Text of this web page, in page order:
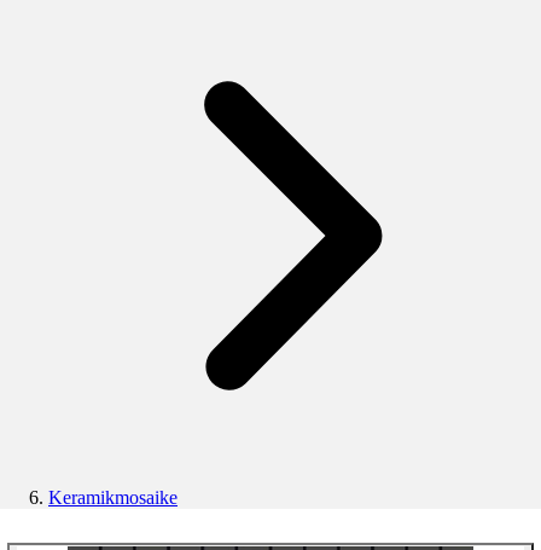
Keramikmosaike